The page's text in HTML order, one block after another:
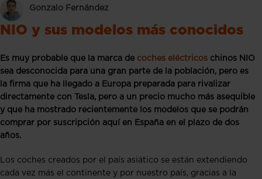
Gonzalo Fernández
NIO y sus modelos más conocidos
Es muy probable que la marca de coches eléctricos chinos NIO
sea desconocida para una gran parte de la población, pero es
la firma que ha llegado a Europa preparada para rivalizar
directamente con Tesla, pero a un precio mucho más asequible
y que ha mostrado recientemente los modelos que se podrán
comprar por suscripción aquí en España en el plazo de dos
años.
Los coches creados por el país asiático se están extendiendo
cada vez más el continente y por nuestro país, gracias a la